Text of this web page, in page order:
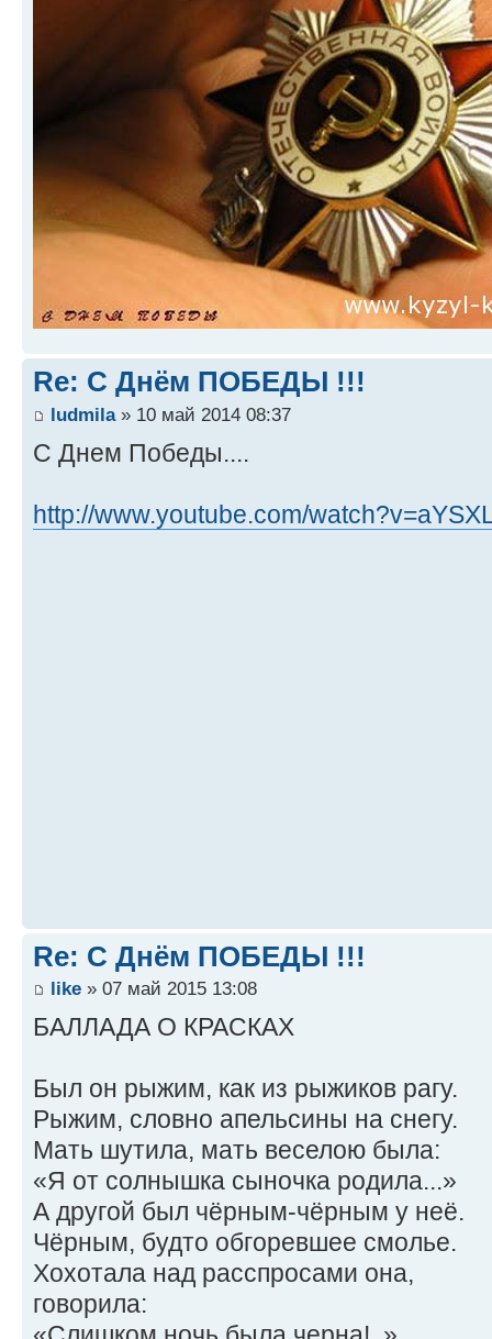
Re: С Днём ПОБЕДЫ !!!
ludmila» 10 май 2014 08:37
С Днем Победы....
http://www.youtube.com/
Re: С Днём ПОБЕДЫ !!!
like » 07 май 2015 13:08
БАЛЛАДА О КРАСКАХ
Был он рыжим, как из рыжиков рагу.
Рыжим, словно апельсины на снегу.
Мать шутила, мать веселою была:
«Я от солнышка сыночка родила...»
А другой был чёрным-чёрным у неё.
Чёрным, будто обгоревшее смолье.
Хохотала над расспросами она,
говорила: